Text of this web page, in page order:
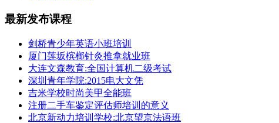
最新发布课程
剑桥青少年英语小班培训
厦门莲坂槟榔针灸推拿就业班
大连文森教育:全国计算机二级考试
深圳青年学院:2015电大文凭
吉米学校时尚美甲全能班
注册二手车鉴定评估师培训的意义
北京新动力培训学校:北京望京法语班